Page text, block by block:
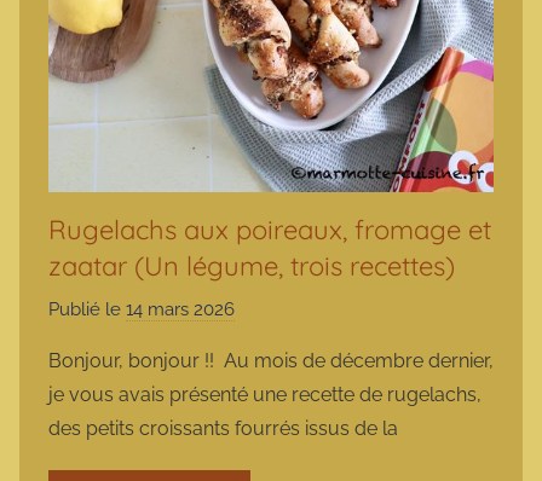
Rugelachs aux poireaux, fromage et
zaatar (Un légume, trois recettes)
Publié le 14 mars 2026
r
m
a
r
Bonjour, bonjour !! Au mois de décembre dernier,
je vous avais présenté une recette de rugelachs,
des petits croissants fourrés issus de la